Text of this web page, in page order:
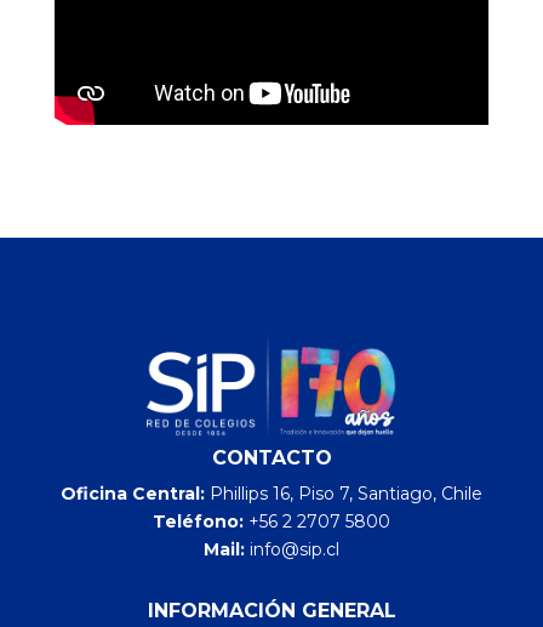
CONTACTO
Oficina Central: Phillips 16, Piso 7, Santiago, Chile
Teléfono: +56 2 2707 5800
Mail: info@sip.cl
INFORMACIÓN GENERAL